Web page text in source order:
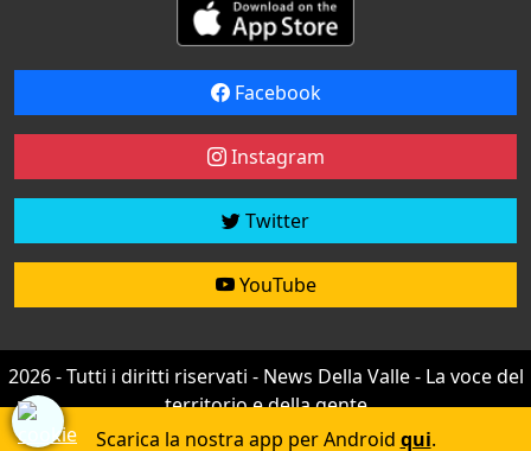
Facebook
Instagram
Twitter
YouTube
2026 - Tutti i diritti riservati - News Della Valle - La voce del
territorio e della gente
Credit by efree
Scarica la nostra app per Android qui.